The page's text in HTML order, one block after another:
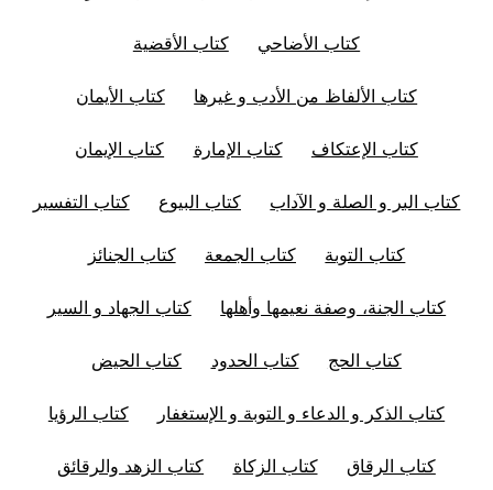
كتاب الأضاحي كتاب الأقضية
كتاب الألفاظ من الأدب و غيرها كتاب الأيمان
كتاب الإعتكاف كتاب الإمارة كتاب الإيمان
كتاب البر و الصلة و الآداب كتاب البيوع كتاب التفسير
كتاب التوبة كتاب الجمعة كتاب الجنائز
كتاب الجنة، وصفة نعيمها وأهلها كتاب الجهاد و السير
كتاب الحج كتاب الحدود كتاب الحيض
كتاب الذكر و الدعاء و التوبة و الإستغفار كتاب الرؤيا
كتاب الرقاق كتاب الزكاة كتاب الزهد والرقائق